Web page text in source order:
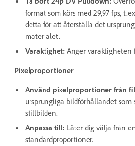
format som körs med 29,97 fps,
detta för att återställa det
materialet.
Varaktighet: Anger varaktigheten
Pixelproportioner
Använd pixelproportioner från
ursprungliga bildförhållandet som
stillbilden.
Anpassa till: Låter dig välja från
standardproportioner.